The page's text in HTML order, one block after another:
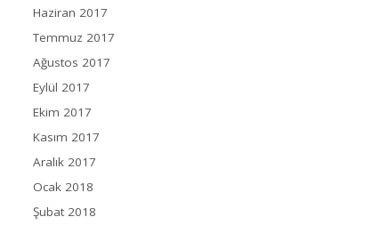
Haziran 2017
Temmuz 2017
Ağustos 2017
Eylül 2017
Ekim 2017
Kasım 2017
Aralık 2017
Ocak 2018
Şubat 2018